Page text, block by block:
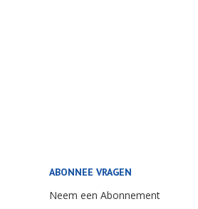
ABONNEE VRAGEN
Neem een Abonnement